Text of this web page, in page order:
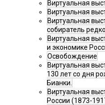
Виртуальная
Виртуальная
Виртуальная
собиратель
Виртуальная
и экономике
Освобождение
Виртуальная
130 лет со дня
Бианки.
Виртуальная
России (1873-